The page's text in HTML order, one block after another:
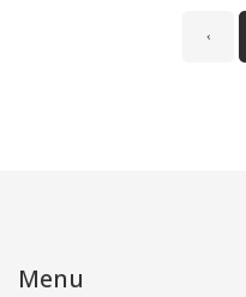
‹
Menu